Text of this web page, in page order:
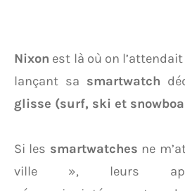
Nixon est là où on
lançant sa smartwatch
glisse (surf, ski et
Si les smartwatches ne
ville », leurs